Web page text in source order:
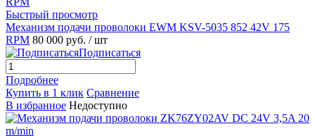
Быстрый просмотр
Механизм подачи проволоки EWM KSV-5035 852 42V 175
RPM 80 000 руб. / шт
Подписаться
Подробнее
Купить в 1 клик Сравнение
В избранное Недоступно